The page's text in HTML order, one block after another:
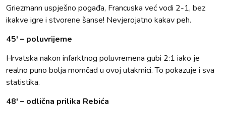
Griezmann uspješno pogađa, Francuska već vodi 2-1, bez
ikakve igre i stvorene šanse! Nevjerojatno kakav peh.
45' – poluvrijeme
Hrvatska nakon infarktnog poluvremena gubi 2:1 iako je
realno puno bolja momčad u ovoj utakmici. To pokazuje i sva
statistika.
48' – odlična prilika Rebića